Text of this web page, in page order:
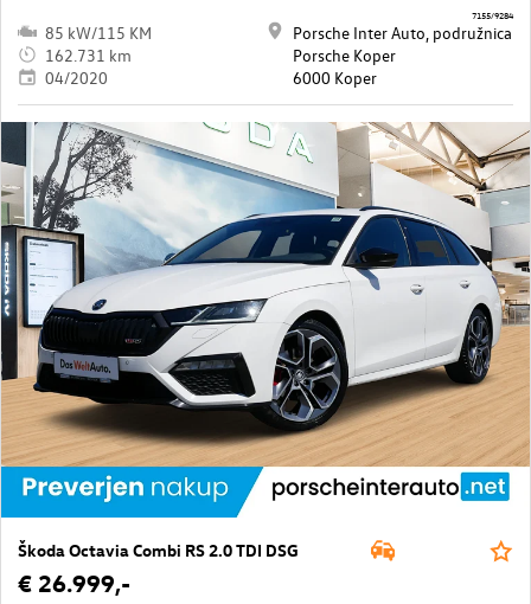
85 kW/115 KM
162.731 km
04/2020
Porsche Inter Auto, podružnica
Porsche Koper
6000 Koper
7155/9284
Škoda Octavia Combi RS 2.0 TDI DSG
€ 26.999,-